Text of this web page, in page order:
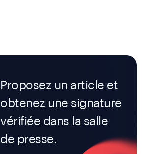
Proposez un article et
obtenez une signature
vérifiée dans la salle
de presse.